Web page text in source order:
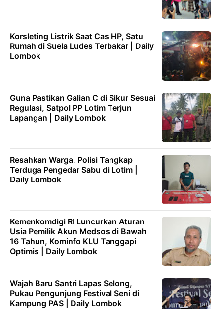
Korsleting Listrik Saat Cas HP, Satu
Rumah di Suela Ludes Terbakar | Daily
Lombok
Guna Pastikan Galian C di Sikur Sesuai
Regulasi, Satpol PP Lotim Terjun
Lapangan | Daily Lombok
Resahkan Warga, Polisi Tangkap
Terduga Pengedar Sabu di Lotim |
Daily Lombok
Kemenkomdigi RI Luncurkan Aturan
Usia Pemilik Akun Medsos di Bawah
16 Tahun, Kominfo KLU Tanggapi
Optimis | Daily Lombok
Wajah Baru Santri Lapas Selong,
Pukau Pengunjung Festival Seni di
Kampung PAS | Daily Lombok